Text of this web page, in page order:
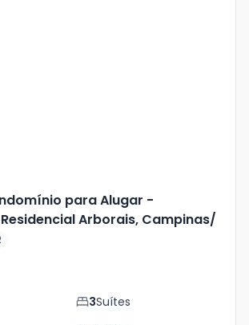
para Alugar -
Arborais, Campinas/
3Suítes